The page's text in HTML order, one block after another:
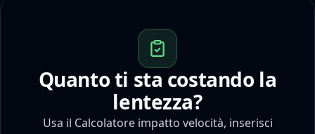
Quanto ti sta costando la
lentezza?
Usa il Calcolatore impatto velocità, inserisci